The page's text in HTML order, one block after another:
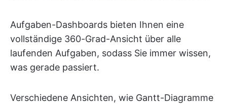
Aufgaben-Dashboards bieten Ihnen eine
vollständige 360-Grad-Ansicht über alle
laufenden Aufgaben, sodass Sie immer wissen,
was gerade passiert.
Verschiedene Ansichten, wie Gantt-Diagramme